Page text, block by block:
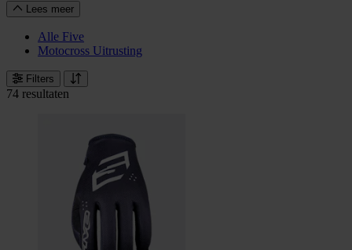
Lees meer
Alle Five
Motocross Uitrusting
Filters
74 resultaten